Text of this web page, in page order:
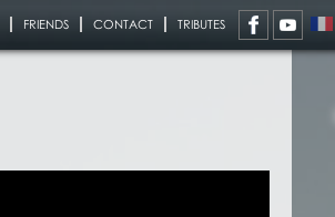
FRIENDS CONTACT TRIBUTES